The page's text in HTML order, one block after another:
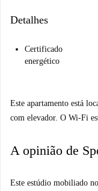
Detalhes
Certificado
energético
Este apartamento está
com elevador. O Wi-Fi
A opinião de
Este estúdio mobiliado